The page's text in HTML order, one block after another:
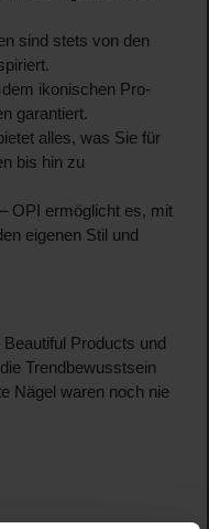
sind stets von den
ikonischen Pro-
garantiert.
alles, was Sie für
bis hin zu
OPI ermöglicht es, mit
eigenen Stil und
Products und
Trendbewusstsein
Nägel waren noch nie